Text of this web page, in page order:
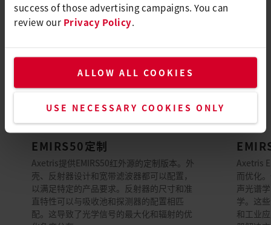
success of those advertising campaigns. You can
review our Privacy Policy
ALLOW ALL COOKIES
USE NECESSARY COOKIES ONLY
EMIRS50定制
Axetris提供EMIRS50红外源的定制版本。外
壳、反射器设计和宽带滤波器都可以配置，
以满足特定的产品要求。反射器的尺寸和准
直特性可以与吸收池和探测器的配置相匹
配。这导致了光学信号的最大化和辐射的优
Axetris
而优化
声光谱
学。这
和工业